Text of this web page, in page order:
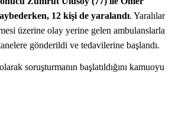
12 kişi de yaralandı. Yaralılar
üzerine olay yerine gelen ambulanslarla
gönderildi ve tedavilerine başlandı.
soruşturmanın başlatıldığını kamuoyu